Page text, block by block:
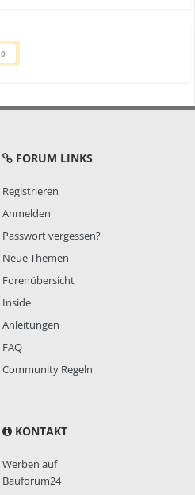
0
FORUM LINKS
Registrieren
Anmelden
Passwort vergessen?
Neue Themen
Forenübersicht
Inside
Anleitungen
FAQ
Community Regeln
KONTAKT
Werben auf
Bauforum24